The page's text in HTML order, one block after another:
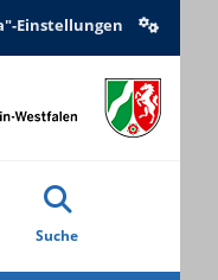
Einstellungen
Suche